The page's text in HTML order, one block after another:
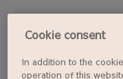
ジョ
Cookie consent
In addition to the
operation of this